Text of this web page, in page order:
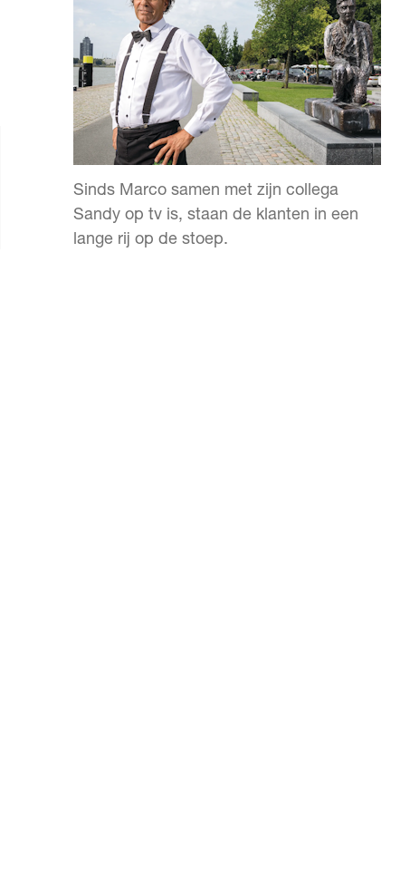
Sinds Marco samen met zijn collega
Sandy op tv is, staan de klanten in een
lange rij op de stoep.